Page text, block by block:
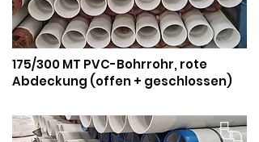
175/300 MT PVC-Bohrrohr, rote
Abdeckung (offen + geschlossen)